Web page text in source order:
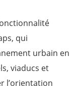
qui
urbain en
viaducs et
l’orientation